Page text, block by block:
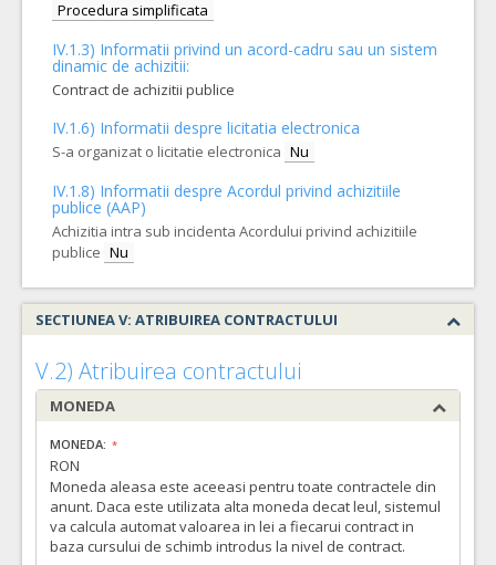
Procedura simplificata
IV.1.3) Informatii privind un acord-cadru sau un sistem
dinamic de achizitii:
Contract de achizitii publice
IV.1.6) Informatii despre licitatia electronica
S-a organizat o licitatie electronica Nu
IV.1.8) Informatii despre Acordul privind achizitiile
publice (AAP)
Achizitia intra sub incidenta Acordului privind achizitiile
publice Nu
SECTIUNEA V: ATRIBUIREA CONTRACTULUI
V.2) Atribuirea contractului
MONEDA
MONEDA:
RON
Moneda aleasa este aceeasi pentru toate contractele din
anunt. Daca este utilizata alta moneda decat leul, sistemul
va calcula automat valoarea in lei a fiecarui contract in
baza cursului de schimb introdus la nivel de contract.